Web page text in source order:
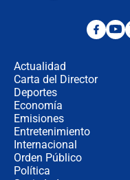
Actualidad
Carta del Director
Deportes
Economía
Emisiones
Entretenimiento
Internacional
Orden Público
Política